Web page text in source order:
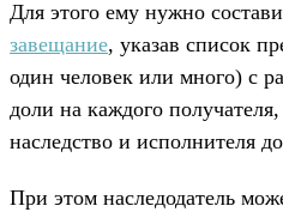
Для этого ему нужно
завещание, указав список
один человек или много) с
доли на каждого
наследство и исполнителя
При этом наследодатель